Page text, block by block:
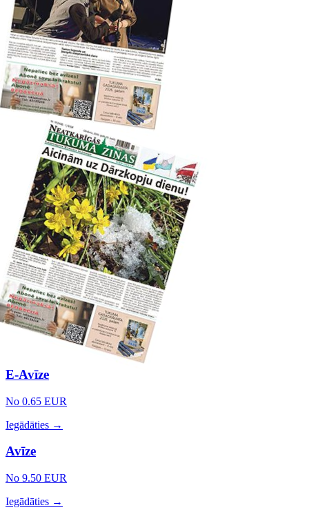
E-Avīze
No 0.65 EUR
Iegādāties →
Avīze
No 9.50 EUR
Iegādāties →